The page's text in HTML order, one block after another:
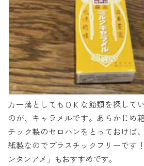
万一落としてもＯＫな飴類を探して
のが、キャラメルです。あらかじめ
チック製のセロハンをとっておけば
紙製なのでプラスチックフリーです
ンタンアメ」もおすすめです。